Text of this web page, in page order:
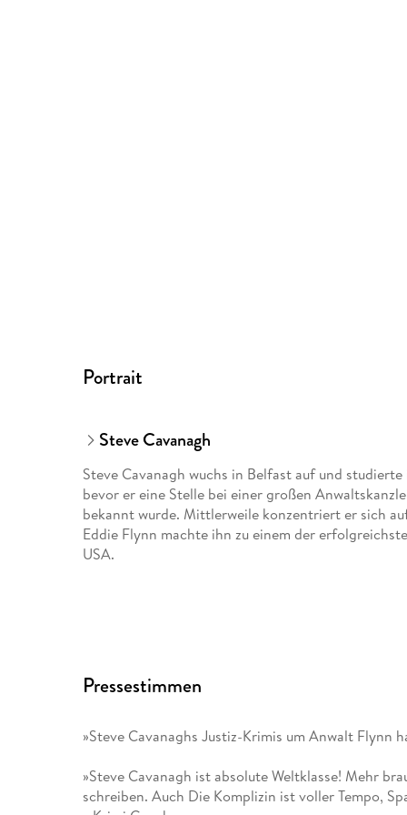
Portrait
Steve Cavanagh
Steve Cavanagh wuchs in Belfast auf und
bevor er eine Stelle bei einer großen
bekannt wurde. Mittlerweile konzentriert er sich
Eddie Flynn machte ihn zu einem der
USA.
Pressestimmen
»Steve Cavanaghs Justiz-Krimis um Anwalt Flynn
»Steve Cavanagh ist absolute Weltklasse! Mehr
schreiben. Auch Die Komplizin ist voller Tempo,